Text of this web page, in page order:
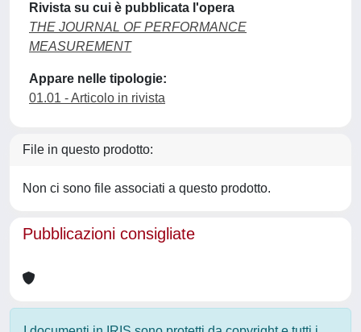
Rivista su cui è pubblicata l'opera
THE JOURNAL OF PERFORMANCE
MEASUREMENT
Appare nelle tipologie:
01.01 - Articolo in rivista
File in questo prodotto:
Non ci sono file associati a questo prodotto.
Pubblicazioni consigliate